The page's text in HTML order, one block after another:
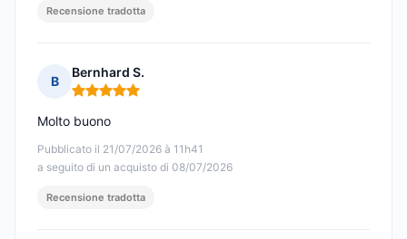
Recensione tradotta
B
Bernhard S.
Nota: 5 su 5
Pubblicato il 21/07/2026 à 11h41
a seguito di un acquisto di 08/07/2026
Molto buono
Recensione tradotta